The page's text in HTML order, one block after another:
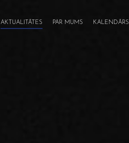
AKTUALITĀTES PAR MUMS KALENDĀRS